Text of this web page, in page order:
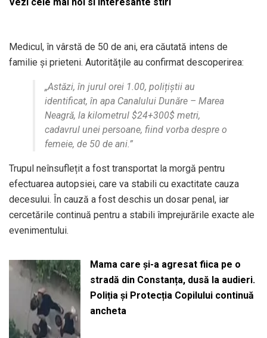
Medicul, în vârstă de 50 de ani, era căutată intens de
familie și prieteni. Autoritățile au confirmat descoperirea:
„Astăzi, în jurul orei 1.00, polițiștii au
identificat, în apa Canalului Dunăre – Marea
Neagră, la kilometrul $24+300$ metri,
cadavrul unei persoane, fiind vorba despre o
femeie, de 50 de ani.”
Trupul neînsuflețit a fost transportat la morgă pentru
efectuarea autopsiei, care va stabili cu exactitate cauza
decesului. În cauză a fost deschis un dosar penal, iar
cercetările continuă pentru a stabili împrejurările exacte ale
evenimentului.
Mama care și-a agresat fiica pe o
stradă din Constanța, dusă la audieri.
Poliția și Protecția Copilului continuă
ancheta